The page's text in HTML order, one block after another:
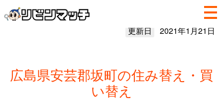
更新日 2021年1月21日
広島県安芸郡坂町の住み替え・買
い替え